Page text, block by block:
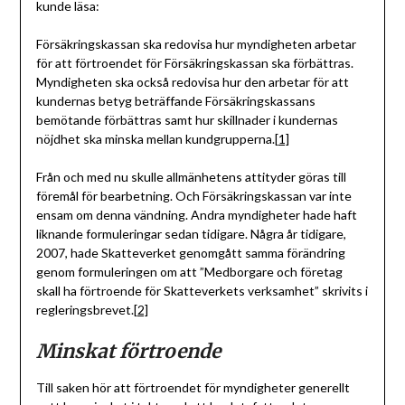
kunde läsa:
Försäkringskassan ska redovisa hur myndigheten arbetar
för att förtroendet för Försäkringskassan ska förbättras.
Myndigheten ska också redovisa hur den arbetar för att
kundernas betyg beträffande Försäkringskassans
bemötande förbättras samt hur skillnader i kundernas
nöjdhet ska minska mellan kundgrupperna.[1]
Från och med nu skulle allmänhetens attityder göras till
föremål för bearbetning. Och Försäkringskassan var inte
ensam om denna vändning. Andra myndigheter hade haft
liknande formuleringar sedan tidigare. Några år tidigare,
2007, hade Skatteverket genomgått samma förändring
genom formuleringen om att ”Medborgare och företag
skall ha förtroende för Skatteverkets verksamhet” skrivits i
regleringsbrevet.[2]
Minskat förtroende
Till saken hör att förtroendet för myndigheter generellt